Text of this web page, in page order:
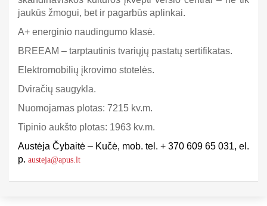
jaukūs žmogui, bet ir pagarbūs aplinkai.
A+ energinio naudingumo klasė.
BREEAM – tarptautinis tvariųjų pastatų sertifikatas.
Elektromobilių įkrovimo stotelės.
Dviračių saugykla.
Nuomojamas plotas: 7215 kv.m.
Tipinio aukšto plotas: 1963 kv.m.
Austėja Čybaitė – Kučė, mob. tel. + 370 609 65 031, el.
p. austeja@apus.lt